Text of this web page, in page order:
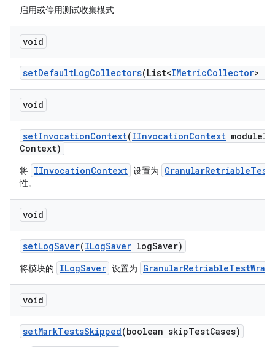
启用或停用测试收集模式
void
setDefaultLogCollectors(List<IMetricCollector>
void
setInvocationContext(IInvocationContext module
Context)
将 IInvocationContext 设置为
性。
void
setLogSaver(ILogSaver logSaver)
将模块的 ILogSaver 设置为
void
setMarkTestsSkipped(boolean skipTestCases)